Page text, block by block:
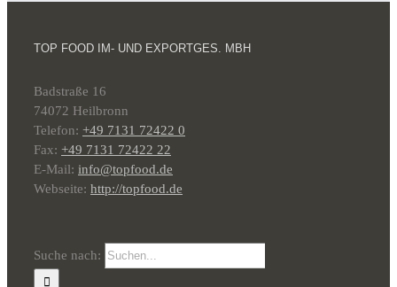
TOP FOOD IM- UND EXPORTGES. MBH
Badstraße 16
74072 Heilbronn
Telefon: +49 7131 72422 0
Fax: +49 7131 72422 22
E-Mail: info@topfood.de
Webseite: http://topfood.de
Suche nach: